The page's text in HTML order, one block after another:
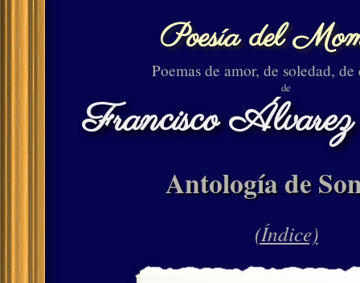
Poesía del
Poemas de amor, de soledad, de
de
Francisco
Antología de
(Índice)